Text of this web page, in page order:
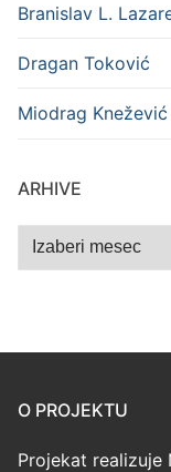
Branislav L.
Dragan Toković
Miodrag Knežević
ARHIVE
Arhive
O PROJEKTU
Projekat realizuje